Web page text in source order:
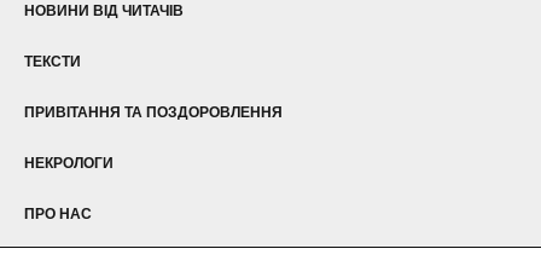
НОВИНИ ВІД ЧИТАЧІВ
ТЕКСТИ
ПРИВІТАННЯ ТА ПОЗДОРОВЛЕННЯ
НЕКРОЛОГИ
ПРО НАС